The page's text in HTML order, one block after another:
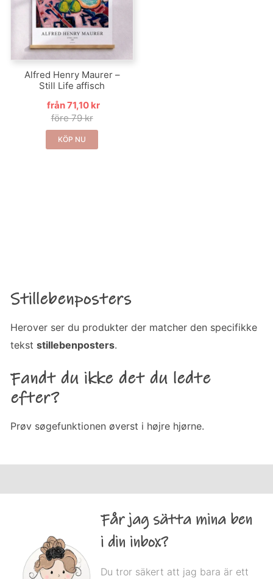
Alfred Henry Maurer –
Still Life affisch
från 71,10 kr
före 79 kr
KÖP NU
Stillebenposters
Herover ser du produkter der matcher den specifikke
tekststillebenposters.
Fandt du ikke det du ledte
efter?
Prøv søgefunktionen øverst i højre hjørne.
Får jag sätta mina ben
i din inbox?
Du tror säkert att jag bara är ett